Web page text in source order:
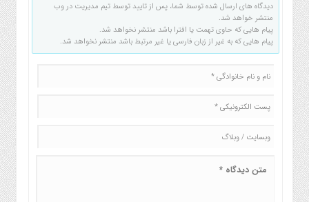
دیدگاه های ارسال شده توسط شما، پس از تایید توسط تیم مدیریت در وب
منتشر خواهد شد.
پیام هایی که حاوی تهمت یا افترا باشد منتشر نخواهد شد.
پیام هایی که به غیر از زبان فارسی یا غیر مرتبط باشد منتشر نخواهد شد.